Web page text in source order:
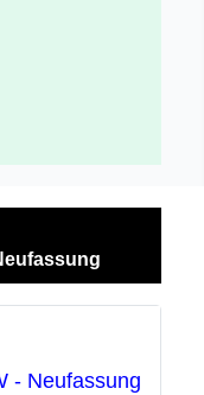
- Neufassung